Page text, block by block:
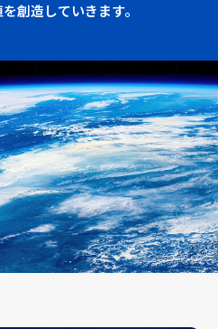
創造していきます。